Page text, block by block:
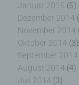
Januar 2015 (5)
Dezember 2014
November 2014
Oktober 2014 (3)
September 2014
August 2014 (4)
Juli 2014 (3)
Die
Cookies
mittels
genutzten
der